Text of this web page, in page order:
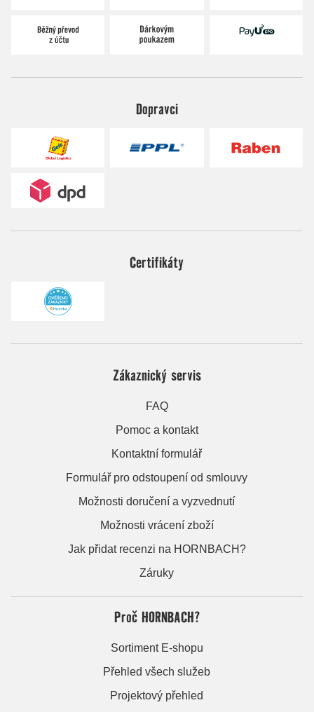
Dopravci
Certifikáty
Zákaznický servis
FAQ
Pomoc a kontakt
Kontaktní formulář
Formulář pro odstoupení od smlouvy
Možnosti doručení a vyzvednutí
Možnosti vrácení zboží
Jak přidat recenzi na HORNBACH?
Záruky
Proč HORNBACH?
Sortiment E-shopu
Přehled všech služeb
Projektový přehled